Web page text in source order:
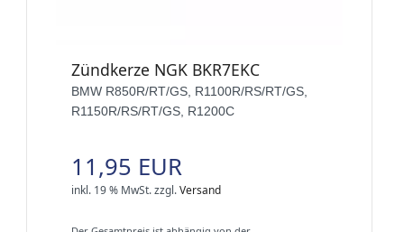
Zündkerze NGK BKR7EKC
BMW R850R/RT/GS, R1100R/RS/RT/GS,
R1150R/RS/RT/GS, R1200C
11,95 EUR
inkl. 19 % MwSt.zzgl.Versand